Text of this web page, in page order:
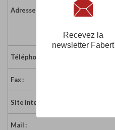
Adresse :
Téléphone :
Fax :
Site Internet :
Mail :
Recevez la
newsletter Fabert